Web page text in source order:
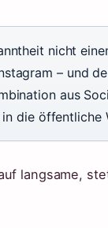
nicht
– und
aus
die öffentliche
langsame,